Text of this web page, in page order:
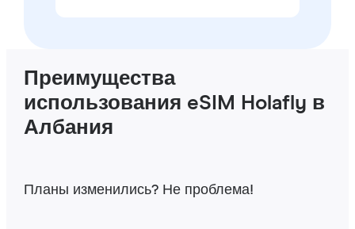
Преимущества
использования eSIM Holafly в
Албания
Планы изменились? Не проблема!